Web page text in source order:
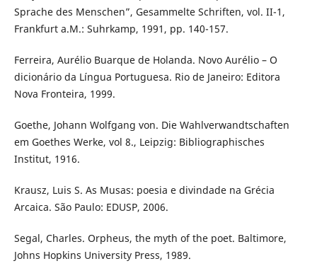
Sprache des Menschen”, Gesammelte Schriften, vol. II-1,
Frankfurt a.M.: Suhrkamp, 1991, pp. 140-157.
Ferreira, Aurélio Buarque de Holanda. Novo Aurélio – O
dicionário da Língua Portuguesa. Rio de Janeiro: Editora
Nova Fronteira, 1999.
Goethe, Johann Wolfgang von. Die Wahlverwandtschaften
em Goethes Werke, vol 8., Leipzig: Bibliographisches
Institut, 1916.
Krausz, Luis S. As Musas: poesia e divindade na Grécia
Arcaica. São Paulo: EDUSP, 2006.
Segal, Charles. Orpheus, the myth of the poet. Baltimore,
Johns Hopkins University Press, 1989.